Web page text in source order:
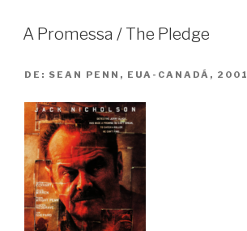
Last
A Promessa / The Pledge
DE: SEAN PENN, EUA-CANADÁ, 2001